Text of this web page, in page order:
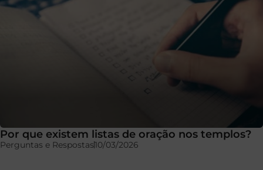
Por que existem listas de oração nos templos?
Perguntas e Respostas10/03/2026